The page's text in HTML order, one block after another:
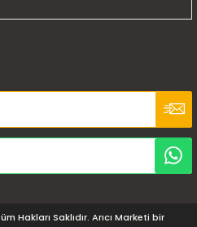
Hakları Saklıdır. Arıcı Marketi bir